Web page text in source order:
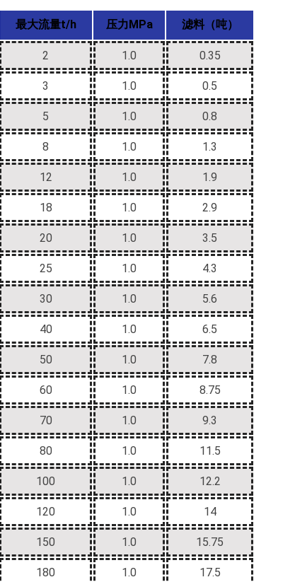
最大流量t/h 压力MPa 滤料（吨）
2 1.0 0.35
3 1.0 0.5
5 1.0 0.8
8 1.0 1.3
12 1.0 1.9
18 1.0 2.9
20 1.0 3.5
25 1.0 4.3
30 1.0 5.6
40 1.0 6.5
50 1.0 7.8
60 1.0 8.75
70 1.0 9.3
80 1.0 11.5
100 1.0 12.2
120 1.0 14
150 1.0 15.75
180 1.0 17.5